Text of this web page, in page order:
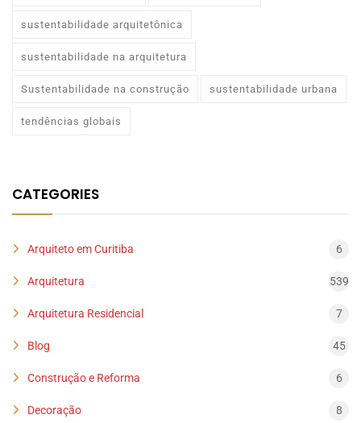
sustentabilidade arquitetônica
sustentabilidade na arquitetura
Sustentabilidade na construção sustentabilidade urbana
tendências globais
CATEGORIES
Arquiteto em Curitiba 6
Arquitetura 539
Arquitetura Residencial 7
Blog 45
Construção e Reforma 6
Decoração 8